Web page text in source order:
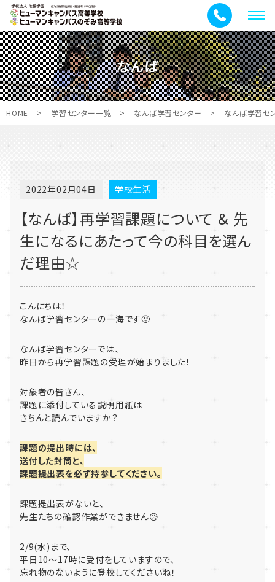
メ
ニ
ュ
ー
なんば
HOME > 学習センター一覧 > なんば学習センター > なんば学習セ
2022年02月04日 学校生活
【なんば】再学習課題について ＆ 先
生になるにあたって今の科目を選ん
だ理由☆
こんにちは！
なんば学習センターの一海です🙂
なんば学習センターでは、
昨日から再学習課題の受理が始まりました！
対象者の皆さん、
課題に添付している説明用紙は
きちんと読んでいますか？
課題の提出時には、
送付した封筒と、
課題提出表を必ず持参してください。
課題提出表がないと、
先生たちの確認作業ができません😥
2/9(水)まで、
平日10～17時に受付をしていますので、
忘れ物のないように登校してくださいね！